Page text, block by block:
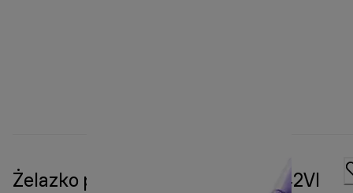
Żelazko parowe TexStyle 3 SI3042VI